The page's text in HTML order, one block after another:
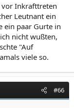
vor Inkrafttreten
Leutnant ein
ein paar Gurte in
nicht wußten,
"Auf
viele so.
#66